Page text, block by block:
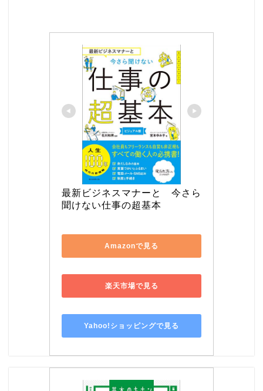
最新ビジネスマナーと　今さら
聞けない仕事の超基本
Amazonで見る
楽天市場で見る
Yahoo!ショッピングで見る